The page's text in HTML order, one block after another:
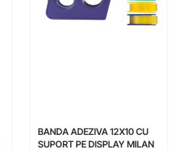
BANDA ADEZIVA 12X10 CU
SUPORT PE DISPLAY MILAN